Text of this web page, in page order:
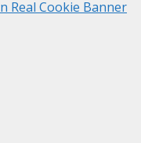
Real Cookie Banner